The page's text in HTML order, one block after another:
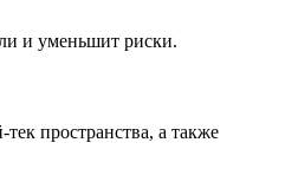
и уменьшит риски.
пространства, а также